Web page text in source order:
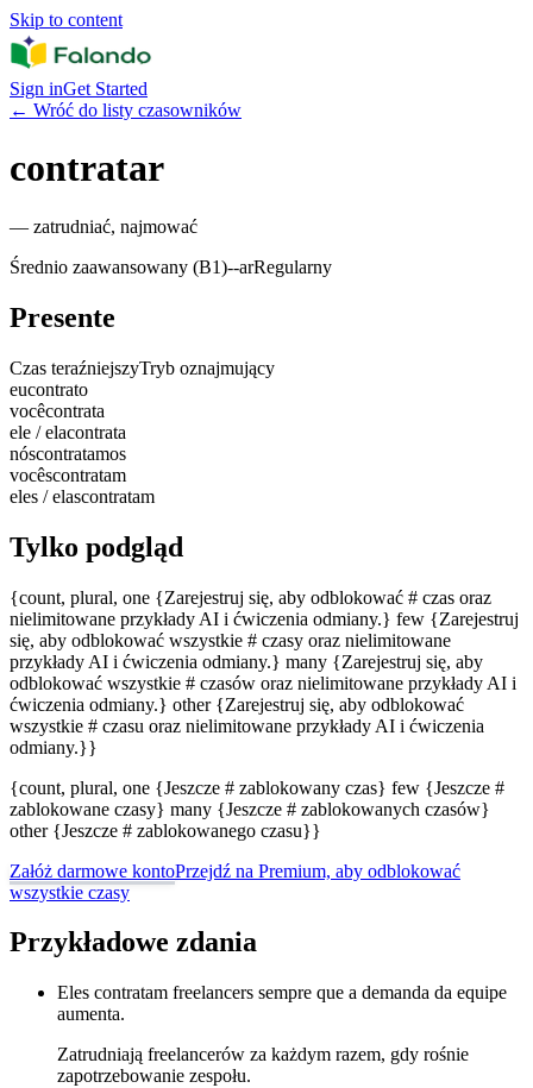
Skip to content
Sign inGet Started
← Wróć do listy czasowników
contratar
— zatrudniać, najmować
Średnio zaawansowany (B1)--arRegularny
Presente
Czas teraźniejszyTryb oznajmujący
eucontrato
vocêcontrata
ele / elacontrata
nóscontratamos
vocêscontratam
eles / elascontratam
Tylko podgląd
{count, plural, one {Zarejestruj się, aby odblokować # czas oraz
nielimitowane przykłady AI i ćwiczenia odmiany.} few {Zarejestruj
się, aby odblokować wszystkie # czasy oraz nielimitowane
przykłady AI i ćwiczenia odmiany.} many {Zarejestruj się, aby
odblokować wszystkie # czasów oraz nielimitowane przykłady AI i
ćwiczenia odmiany.} other {Zarejestruj się, aby odblokować
wszystkie # czasu oraz nielimitowane przykłady AI i ćwiczenia
odmiany.}}
{count, plural, one {Jeszcze # zablokowany czas} few {Jeszcze #
zablokowane czasy} many {Jeszcze # zablokowanych czasów}
other {Jeszcze # zablokowanego czasu}}
Załóż darmowe kontoPrzejdź na Premium, aby odblokować
wszystkie czasy
Przykładowe zdania
Eles contratam freelancers sempre que a demanda da equipe
aumenta.
Zatrudniają freelancerów za każdym razem, gdy rośnie
zapotrzebowanie zespołu.